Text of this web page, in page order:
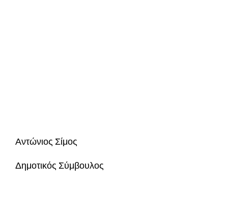
Αντώνιος Σίμος
Δημοτικός Σύμβουλος